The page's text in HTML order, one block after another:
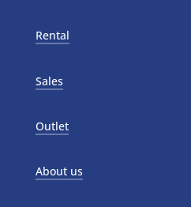
Rental
Sales
Outlet
About us